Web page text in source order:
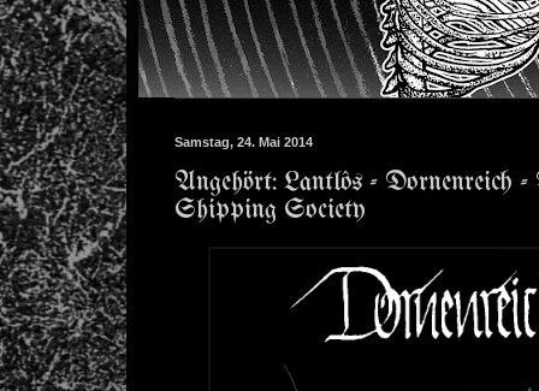
Samstag, 24. Mai 2014
Angehört: Lantlôs - Dornenreich
Shipping Society